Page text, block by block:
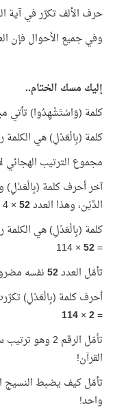
حرف الألف تكرّر في آية الدَّيْن نفسها 108
وفي جميع الأحوال فإن العدد 27 يساوي 9
إليك مسك الختام..
كلمة (وَاسْتَشْهِدُوا) تأتي
كلمة (بِالْعَدْلِ) هي الكلمة
مجموع الترتيب الهجائي
آخر أحرف كلمة (بِالْعَدْلِ)
الدَّيْن، وهذا العدد52
× 4
=
52
× 114
تأمّل العدد52نفسه
=
2
×
114
تأمّل الرقم 2 وهو ترتيب سورة البقرة مضروبًا في
القرآن!
تأمّل كيف يضبط النسيج
واحد!